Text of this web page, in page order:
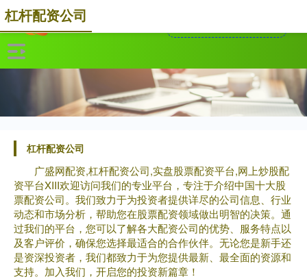
杠杆配资公司
广盛网配资,杠杆配资公司,实盘股票配资平台,网上炒股配
资平台XIII‌欢迎访问我们的专业平台，专注于介绍中国十大股
票配资公司。我们致力于为投资者提供详尽的公司信息、行业
动态和市场分析，帮助您在股票配资领域做出明智的决策。通
过我们的平台，您可以了解各大配资公司的优势、服务特点以
及客户评价，确保您选择最适合的合作伙伴。无论您是新手还
是资深投资者，我们都致力于为您提供最新、最全面的资源和
支持。加入我们，开启您的投资新篇章！
杠杆配资公司